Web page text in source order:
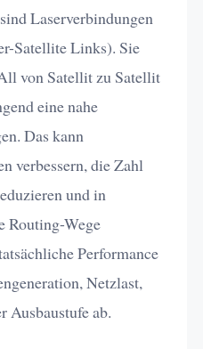
Laserverbindungen
Satellite Links). Sie
von Satellit zu Satellit
eine nahe
Das kann
verbessern, die Zahl
und in
Routing-Wege
Performance
Netzlast,
Ausbaustufe ab.